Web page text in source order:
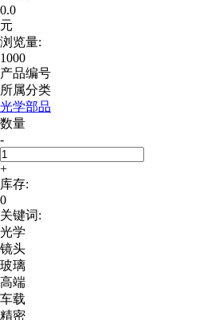
0.0
元
浏览量:
1000
产品编号
所属分类
光学部品
数量
-
+
库存:
0
关键词:
光学
镜头
玻璃
高端
车载
精密